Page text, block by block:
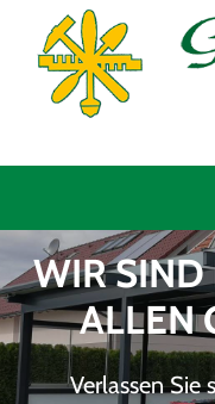
WIR SIND
ALLEN
Verlassen Sie